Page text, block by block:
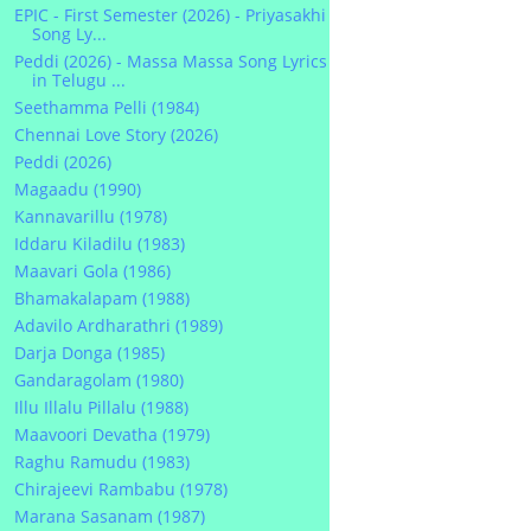
EPIC - First Semester (2026) - Priyasakhi
Song Ly...
Peddi (2026) - Massa Massa Song Lyrics
in Telugu ...
Seethamma Pelli (1984)
Chennai Love Story (2026)
Peddi (2026)
Magaadu (1990)
Kannavarillu (1978)
Iddaru Kiladilu (1983)
Maavari Gola (1986)
Bhamakalapam (1988)
Adavilo Ardharathri (1989)
Darja Donga (1985)
Gandaragolam (1980)
Illu Illalu Pillalu (1988)
Maavoori Devatha (1979)
Raghu Ramudu (1983)
Chirajeevi Rambabu (1978)
Marana Sasanam (1987)